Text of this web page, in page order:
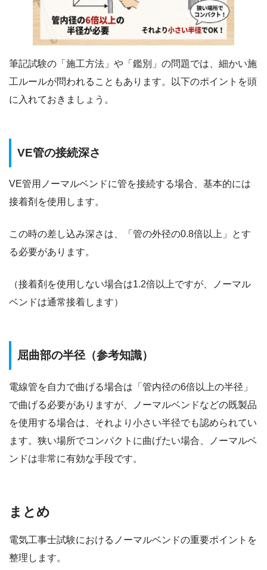
筆記試験の「施工方法」や「鑑別」の問題では、細かい施
工ルールが問われることもあります。以下のポイントを頭
に入れておきましょう。
VE管の接続深さ
VE管用ノーマルベンドに管を接続する場合、基本的には
接着剤を使用します。
この時の差し込み深さは、「管の外径の0.8倍以上」とす
る必要があります。
（接着剤を使用しない場合は1.2倍以上ですが、ノーマル
ベンドは通常接着します）
屈曲部の半径（参考知識）
電線管を自力で曲げる場合は「管内径の6倍以上の半径」
で曲げる必要がありますが、ノーマルベンドなどの既製品
を使用する場合は、それより小さい半径でも認められてい
ます。狭い場所でコンパクトに曲げたい場合、ノーマルベ
ンドは非常に有効な手段です。
まとめ
電気工事士試験におけるノーマルベンドの重要ポイントを
整理します。